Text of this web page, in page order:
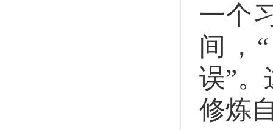
一个
间，
误”
修炼